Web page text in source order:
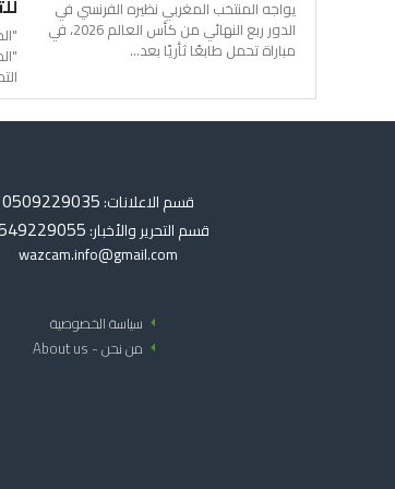
يواجه المنتخب المغربي نظيره الفرنسي في
الدور ربع النهائي من كأس العالم 2026، في
مباراة تحمل طابعًا ثأريًا بعد...
قسم الاعلانات: 0509229035
قسم التحرير والأخبار:
wazcam.info@gmail.com
arrow_left سياسة الخصوصية
arrow_left من نحن - About us